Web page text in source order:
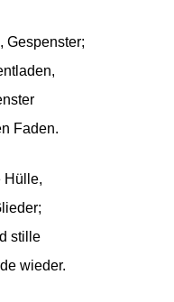
Gespenster;
Faden.
Hülle,
stille
wieder.